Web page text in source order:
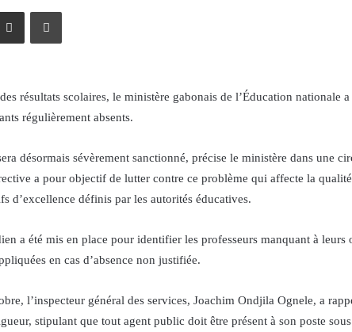
Share via Email Print
résultats scolaires, le ministère gabonais de l’Éducation nationale
régulièrement absents.
désormais sévèrement sanctionné, précise le ministère dans une
a pour objectif de lutter contre ce problème qui affecte la
d’excellence définis par les autorités éducatives.
a été mis en place pour identifier les professeurs manquant à leurs
en cas d’absence non justifiée.
l’inspecteur général des services, Joachim Ondjila Ognele, a
stipulant que tout agent public doit être présent à son poste